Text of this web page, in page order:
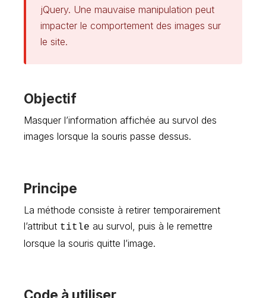
jQuery. Une mauvaise manipulation peut
impacter le comportement des images sur
le site.
Objectif
Masquer l’information affichée au survol des
images lorsque la souris passe dessus.
Principe
La méthode consiste à retirer temporairement
l’attribut title au survol, puis à le remettre
lorsque la souris quitte l’image.